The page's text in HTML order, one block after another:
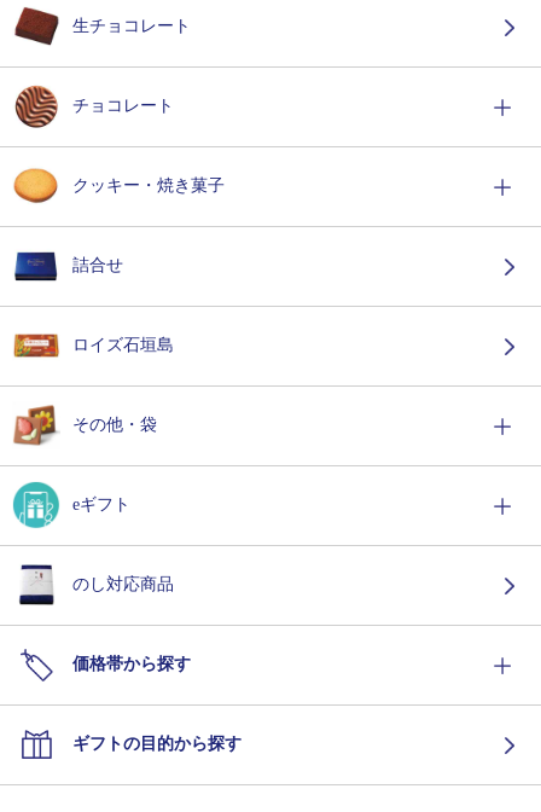
生チョコレート
チョコレート
クッキー・焼き菓子
詰合せ
ロイズ石垣島
その他・袋
eギフト
のし対応商品
価格帯から探す
ギフトの目的から探す